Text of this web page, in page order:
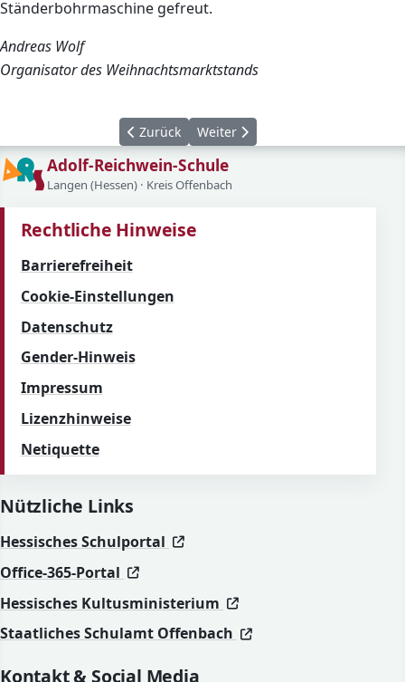
Ständerbohrmaschine gefreut.
Andreas Wolf
Organisator des Weihnachtsmarktstands
Vorheriger Beitrag: Börsenspiel der
Zurück Nächster Beitrag:
Weiter
Adolf-Reichwein-Schule
Langen (Hessen) · Kreis Offenbach
Rechtliche Hinweise
Barrierefreiheit
Cookie-Einstellungen
Datenschutz
Gender-Hinweis
Impressum
Lizenzhinweise
Netiquette
Nützliche Links
Hessisches Schulportal (öffnet in neuem Fenster)
(öffnet in neuem Fenster)
Office-365-Portal
(öffnet in neuem Fenster)
(öffnet in neuem Fenster)
Hessisches Kultusministerium
(öffnet in neuem
(öffnet in neuem
Staatliches Schulamt Offenbach
(öffnet in neuem
(öffnet in neuem
Kontakt & Social Media